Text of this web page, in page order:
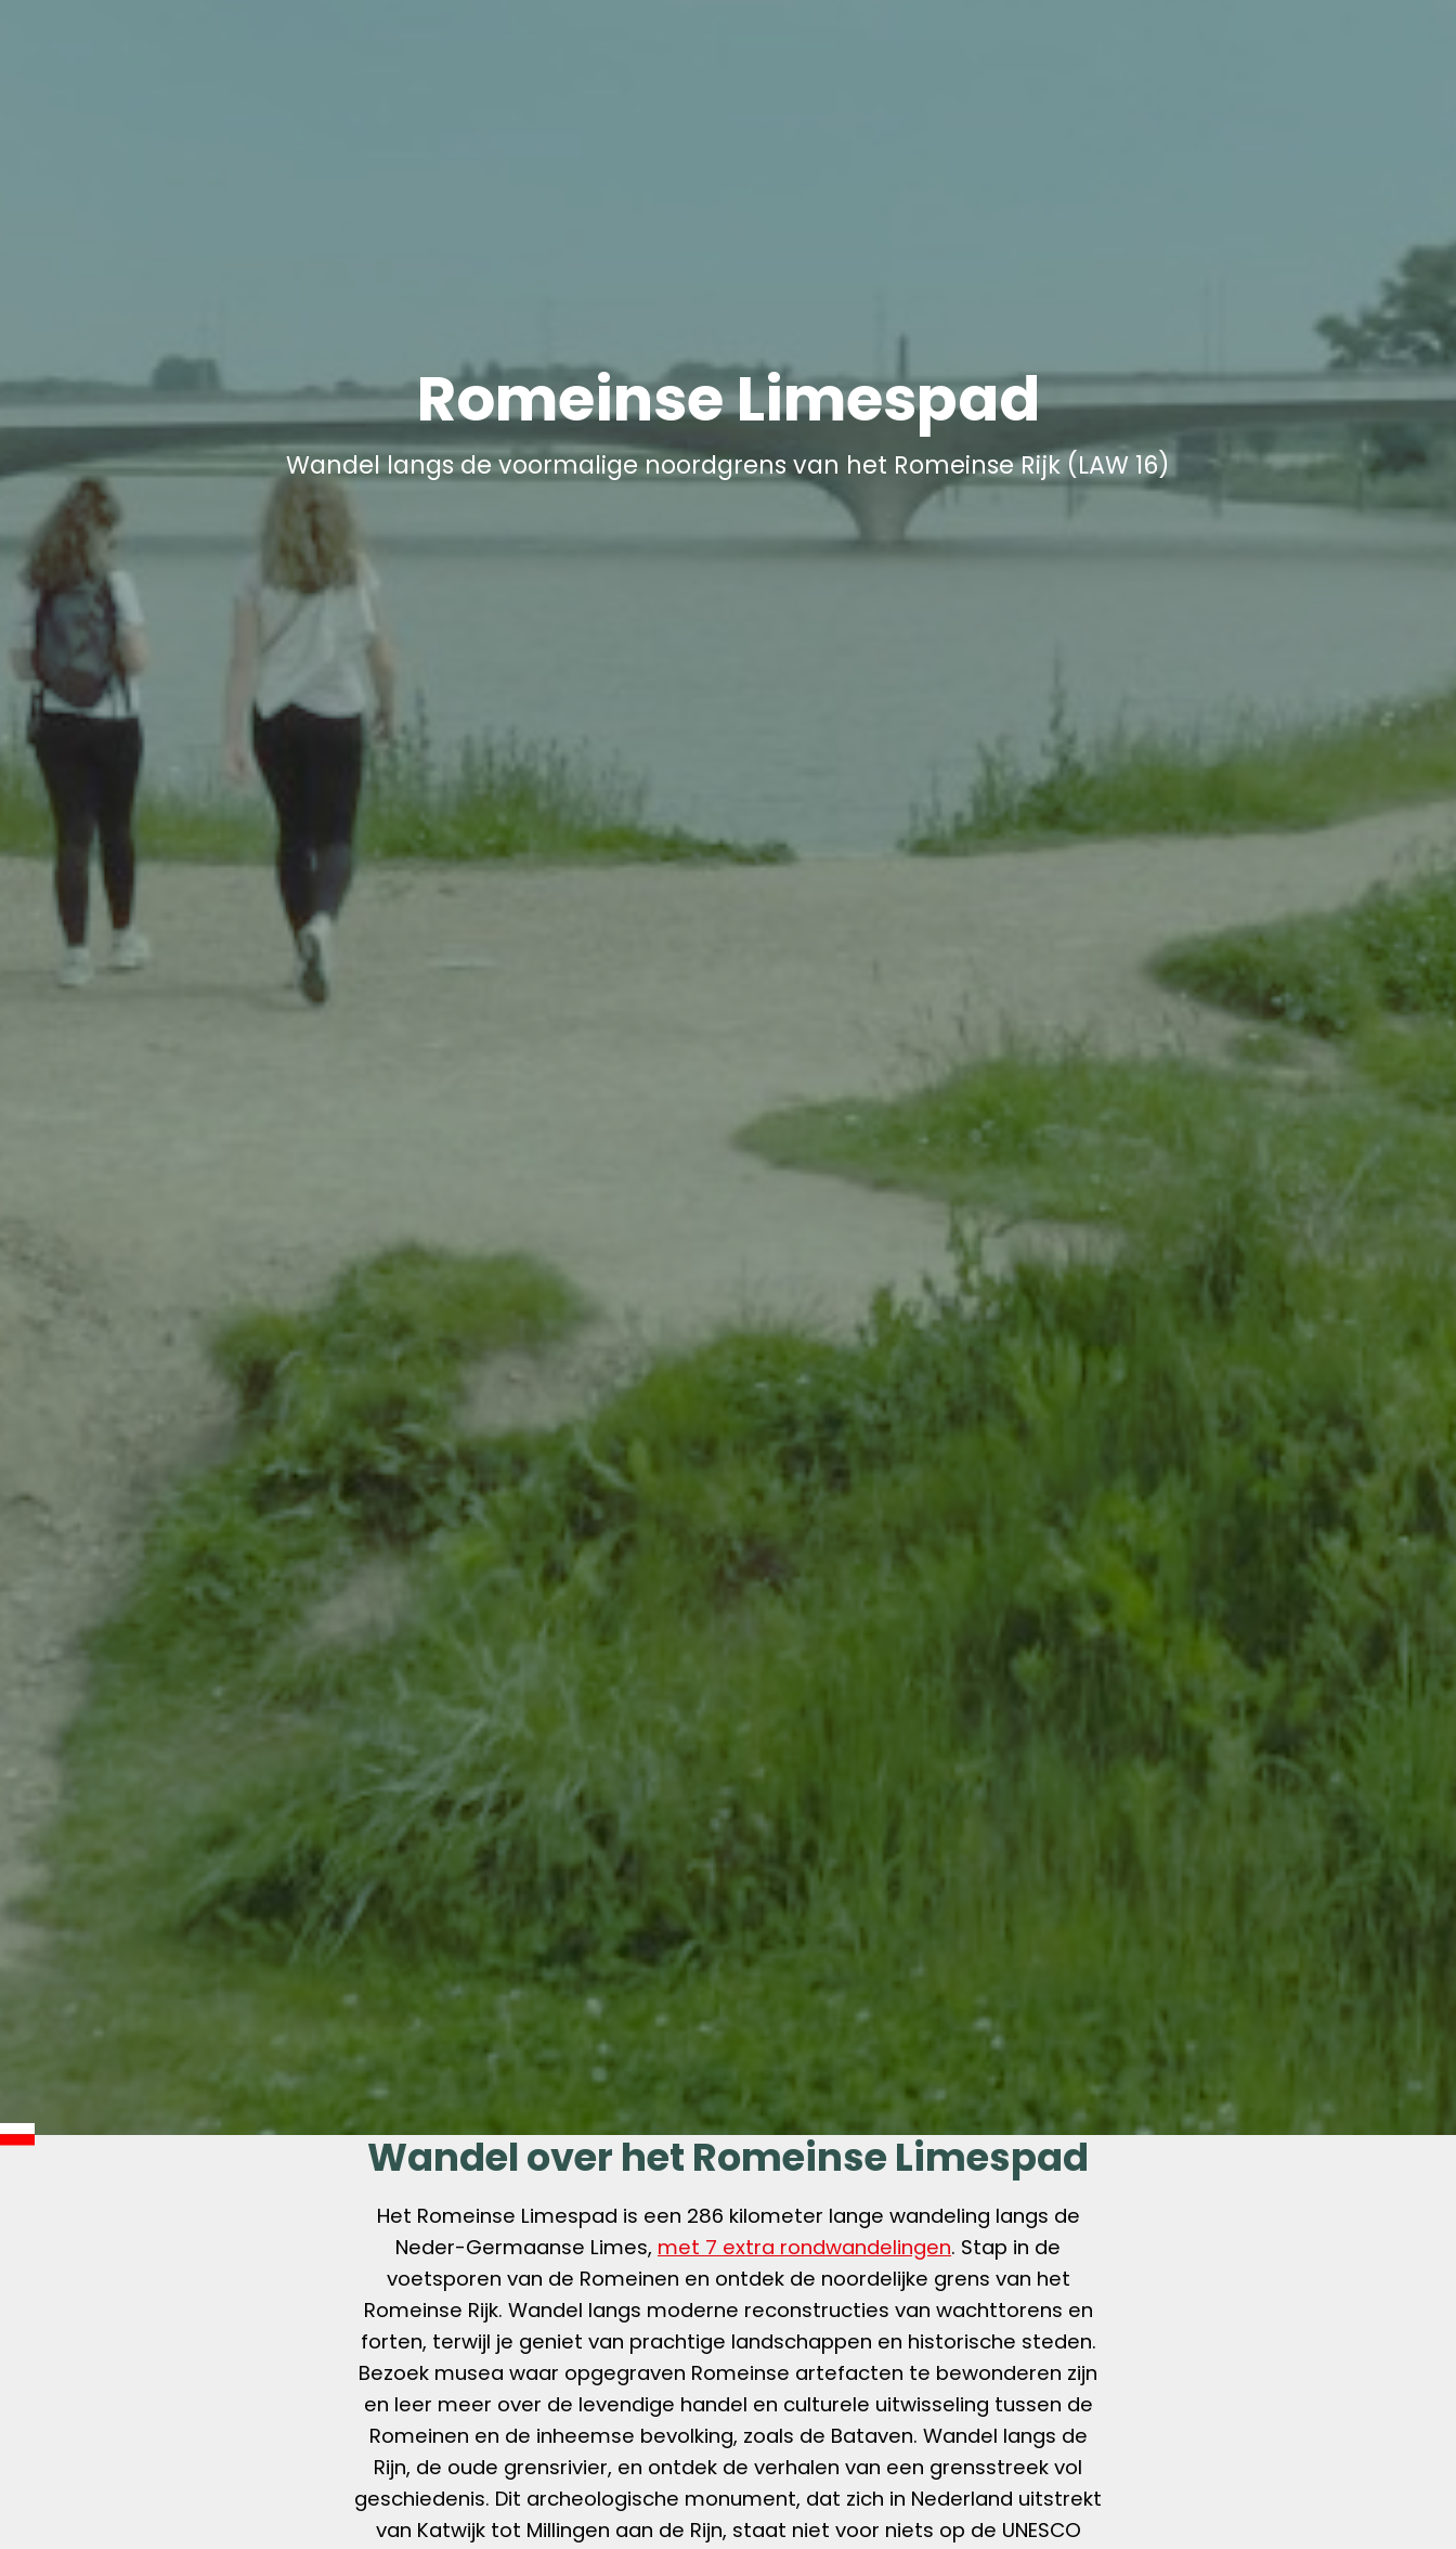
Romeinse Limespad
Wandel langs de voormalige noordgrens van het Romeinse Rijk (LAW 16)
Wandel over het Romeinse Limespad
Het Romeinse Limespad is een 286 kilometer lange wandeling langs de
Neder-Germaanse Limes, met 7 extra rondwandelingen. Stap in de
voetsporen van de Romeinen en ontdek de noordelijke grens van het
Romeinse Rijk. Wandel langs moderne reconstructies van wachttorens en
forten, terwijl je geniet van prachtige landschappen en historische steden.
Bezoek musea waar opgegraven Romeinse artefacten te bewonderen zijn
en leer meer over de levendige handel en culturele uitwisseling tussen de
Romeinen en de inheemse bevolking, zoals de Bataven. Wandel langs de
Rijn, de oude grensrivier, en ontdek de verhalen van een grensstreek vol
geschiedenis. Dit archeologische monument, dat zich in Nederland uitstrekt
van Katwijk tot Millingen aan de Rijn, staat niet voor niets op de UNESCO